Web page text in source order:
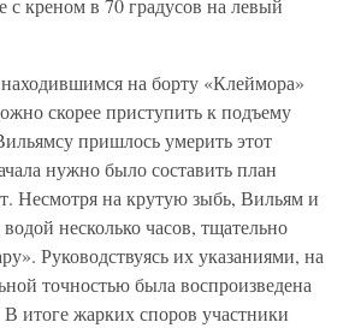
креном в 70 градусов на левый
на борту «Клеймора»
скорее приступить к подъему
пришлось умерить этот
нужно было составить план
Несмотря на крутую зыбь, Вильям и
несколько часов, тщательно
Руководствуясь их указаниями, на
точностью была воспроизведена
В итоге жарких споров участники